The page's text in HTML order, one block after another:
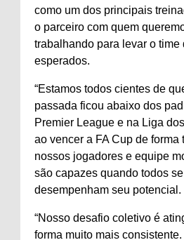
como um dos principais
o parceiro com quem
trabalhando para levar o
esperados.
“Estamos todos cientes de
passada ficou abaixo dos
Premier League e na Liga
ao vencer a FA Cup de forma
nossos jogadores e equipe
são capazes quando todos
desempenham seu potencial.
“Nosso desafio coletivo é
forma muito mais